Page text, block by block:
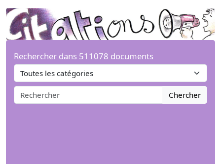
Rechercher dans 511078 documents
Chercher